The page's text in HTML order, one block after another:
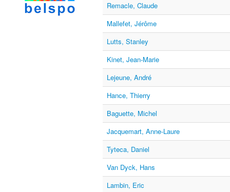
Remacle, Claude
Mallefet, Jérôme
Lutts, Stanley
Kinet, Jean-Marie
Lejeune, André
Hance, Thierry
Baguette, Michel
Jacquemart, Anne-Laure
Tyteca, Daniel
Van Dyck, Hans
Lambin, Eric